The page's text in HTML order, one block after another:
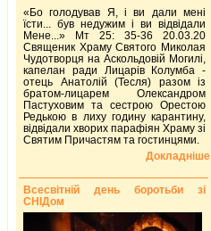
«Бо голодував Я, і ви дали мені
їсти... був недужим і ви відвідали
Мене...» Мт 25: 35-36 20.03.20
Священик Храму Святого Миколая
Чудотворця на Аскольдовій Могилі,
капелан ради Лицарів Колумба -
отець Анатолій (Тесля) разом із
братом-лицарем Олександром
Пастуховим та сестрою Орестою
Редькою в лиху годину карантину,
відвідали хворих парафіян Храму зі
Святим Причастям та гостинцями.
Докладніше
Всесвітній день боротьби зі
СНІДом